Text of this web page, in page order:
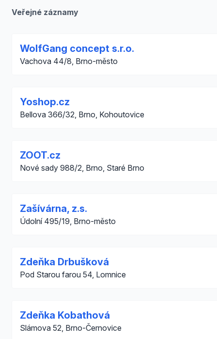
Veřejné záznamy
WolfGang concept s.r.o.
Vachova 44/8, Brno-město
Yoshop.cz
Bellova 366/32, Brno, Kohoutovice
ZOOT.cz
Nové sady 988/2, Brno, Staré Brno
Zašívárna, z.s.
Údolní 495/19, Brno-město
Zdeňka Drbušková
Pod Starou farou 54, Lomnice
Zdeňka Kobathová
Slámova 52, Brno-Černovice